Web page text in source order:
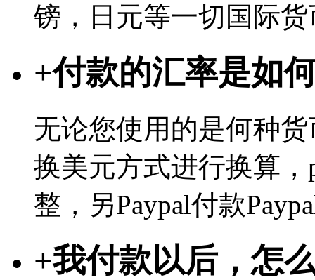
镑，日元等一切国际
+付款的汇率是如
无论您使用的是何种
换美元方式进行换算
整，另Paypal付款
+我付款以后，怎